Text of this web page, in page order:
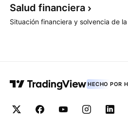
Salud financiera
Situación financiera y solvencia de
HECHO POR